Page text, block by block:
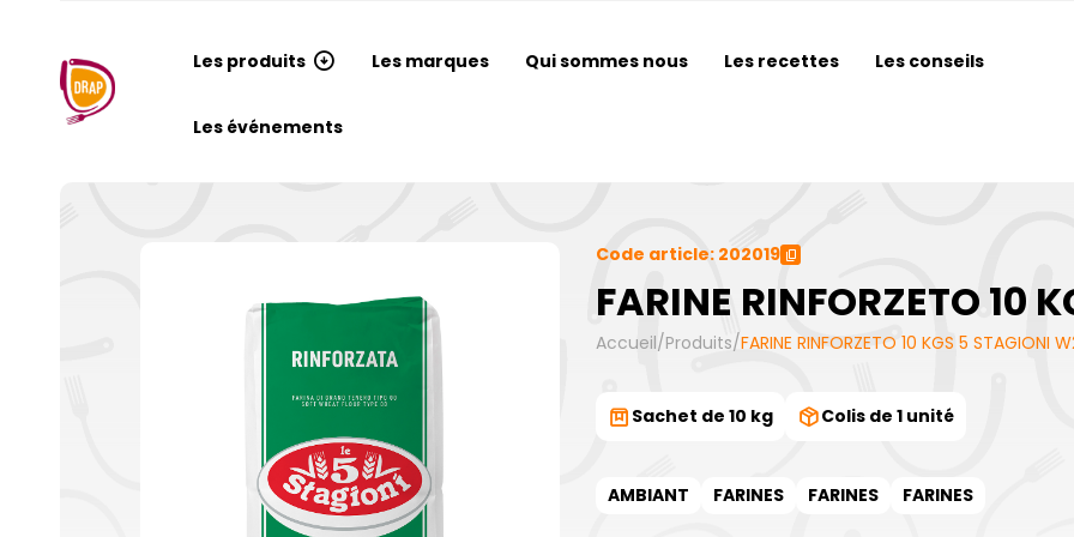
Les produits Les marques Qui sommes nous Les recettes Les conseils
Les événements
Code article: 202019
FARINE RINFORZETO 10
Accueil/Produits/FARINE RINFORZETO 10 KGS 5 STAGIONI
Sachet de 10 kg Colis de 1 unité
AMBIANT FARINES FARINES FARINES